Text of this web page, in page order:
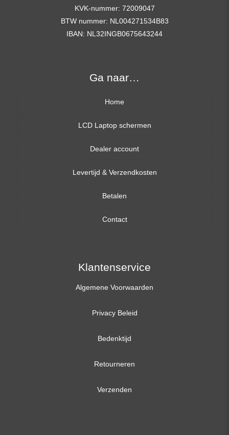
KVK-nummer: 72009047
BTW nummer: NL004271534B83
IBAN: NL32INGB0675643244
Ga naar…
Home
LCD Laptop schermen
13,3 inch
14,0 inch
15,6 inch
17,3 inch
Dealer account
Levertijd & Verzendkosten
Betalen
Contact
Klantenservice
Algemene Voorwaarden
Privacy Beleid
Bedenktijd
Retourneren
Verzenden